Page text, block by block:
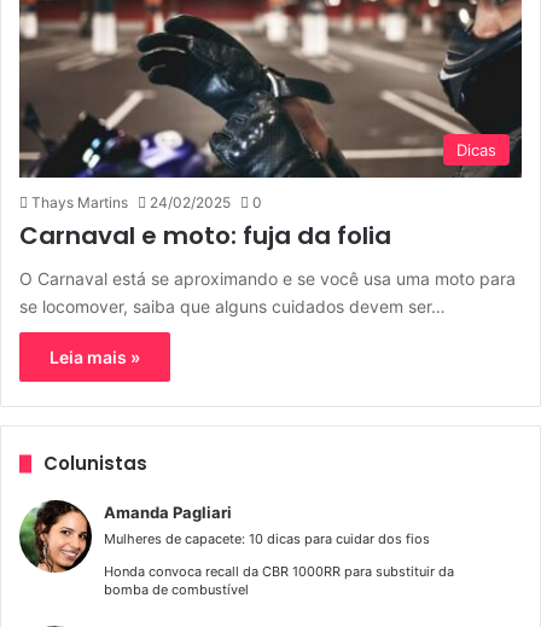
Dicas
Thays Martins 24/02/2025 0
Carnaval e moto: fuja da folia
O Carnaval está se aproximando e se você usa uma moto para
se locomover, saiba que alguns cuidados devem ser…
Leia mais »
Colunistas
Amanda Pagliari
Mulheres de capacete: 10 dicas para cuidar dos fios
Honda convoca recall da CBR 1000RR para substituir da
bomba de combustível